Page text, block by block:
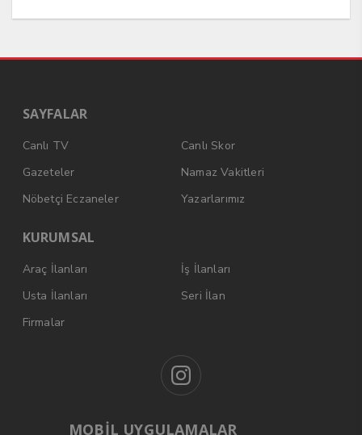
SAYFALAR
Canlı TV
Canlı Skor
Gazeteler
Namaz Vakitleri
Nöbetçi Eczaneler
Yazarlarımız
KURUMSAL
Araç İlanları
İş İlanları
Usta İlanları
Seri İlan
Firmalar
MOBİL UYGULAMALAR